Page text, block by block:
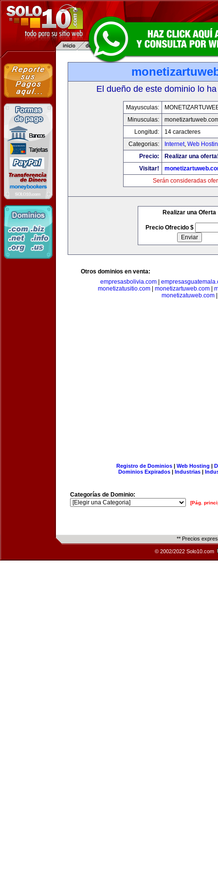
El dueño de este dominio lo
Mayusculas:
Minusculas:
Longitud:
14 caracteres
Categorias:
Internet, Web
Precio:
Realizar una
Visitar!
Serán consideradas
Realizar una Oferta
Precio Ofrecido $
Otros dominios en venta:
empresasbolivia.com
monetizatusitio.com
monetizartuweb.com
monetizatuweb.com|
Registro de Dominios| Web Hosting |
Dominios Expirados | Industrias |
Categorías de Dominio:
[Pág.
** Precios
© 2002/2022 Solo10.com